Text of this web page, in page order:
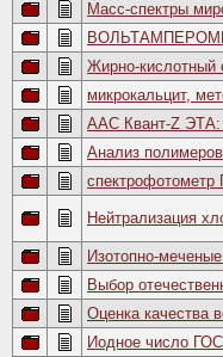
Масс-спектры
Жирно-кислотный
микрокальцит,
ААС Квант-Z ЭТА:
Анализ
спектрофотометр
Нейтрализация
Изотопно-
Выбор
Оценка качества
Иодное число